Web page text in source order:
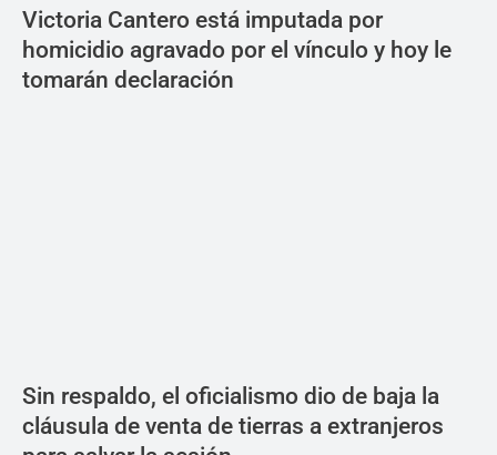
Victoria Cantero está imputada por
homicidio agravado por el vínculo y hoy le
tomarán declaración
Sin respaldo, el oficialismo dio de baja la
cláusula de venta de tierras a extranjeros